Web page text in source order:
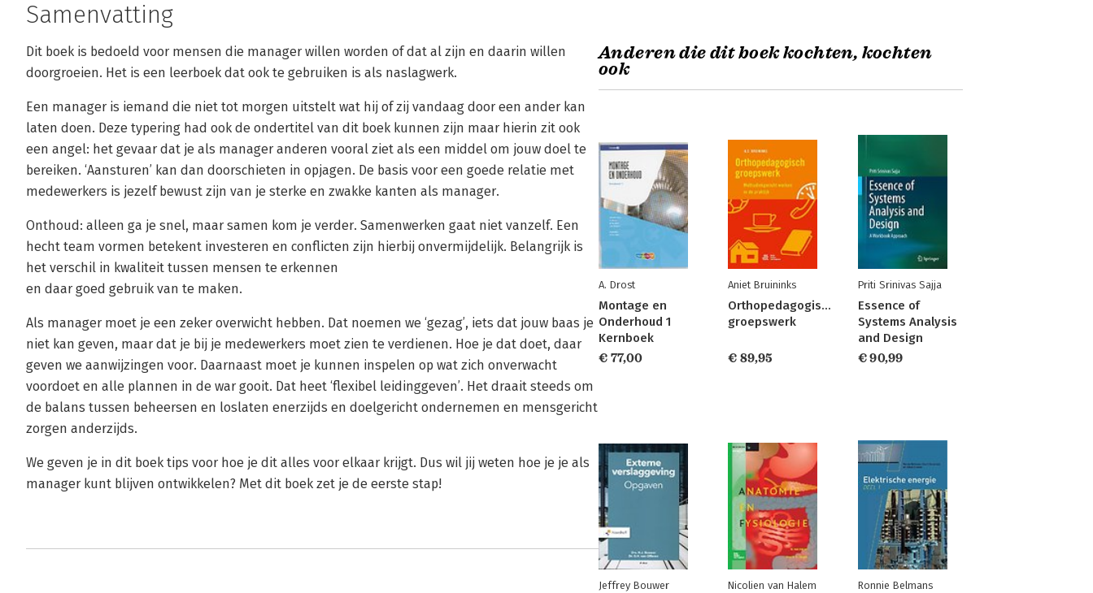
Samenvatting
Dit boek is bedoeld voor mensen die manager willen worden of dat al zijn en daarin willen
doorgroeien. Het is een leerboek dat ook te gebruiken is als naslagwerk.
Een manager is iemand die niet tot morgen uitstelt wat hij of zij vandaag door een ander kan
laten doen. Deze typering had ook de ondertitel van dit boek kunnen zijn maar hierin zit ook
een angel: het gevaar dat je als manager anderen vooral ziet als een middel om jouw doel te
bereiken. ‘Aansturen’ kan dan doorschieten in opjagen. De basis voor een goede relatie met
medewerkers is jezelf bewust zijn van je sterke en zwakke kanten als manager.
Onthoud: alleen ga je snel, maar samen kom je verder. Samenwerken gaat niet vanzelf. Een
hecht team vormen betekent investeren en conflicten zijn hierbij onvermijdelijk. Belangrijk is
het verschil in kwaliteit tussen mensen te erkennen
en daar goed gebruik van te maken.
Als manager moet je een zeker overwicht hebben. Dat noemen we ‘gezag’, iets dat jouw baas je
niet kan geven, maar dat je bij je medewerkers moet zien te verdienen. Hoe je dat doet, daar
geven we aanwijzingen voor. Daarnaast moet je kunnen inspelen op wat zich onverwacht
voordoet en alle plannen in de war gooit. Dat heet ‘flexibel leidinggeven’. Het draait steeds om
de balans tussen beheersen en loslaten enerzijds en doelgericht ondernemen en mensgericht
zorgen anderzijds.
We geven je in dit boek tips voor hoe je dit alles voor elkaar krijgt. Dus wil jij weten hoe je je als
manager kunt blijven ontwikkelen? Met dit boek zet je de eerste stap!
Anderen die dit boek kochten, kochten
ook
A. Drost
Montage en
Onderhoud 1
Kernboek
€ 77,00
Aniet Bruininks
Orthopedagogisch
groepswerk
€ 89,95
Priti Srinivas Sajja
Essence of
Systems Analysis
and Design
€ 90,99
Jeffrey Bouwer Nicolien van Halem Ronnie Belmans